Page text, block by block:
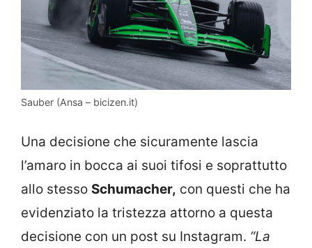
Sauber (Ansa – bicizen.it)
Una decisione che sicuramente lascia
l’amaro in bocca ai suoi tifosi e soprattutto
allo stesso Schumacher, con questi che ha
evidenziato la tristezza attorno a questa
decisione con un post su Instagram. “La